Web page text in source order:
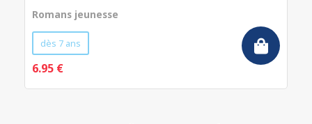
Romans jeunesse
dès 7 ans
6.95 €